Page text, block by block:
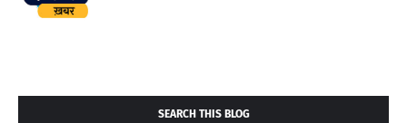
SEARCH THIS BLOG